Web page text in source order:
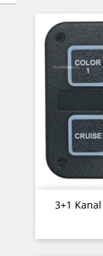
3+1